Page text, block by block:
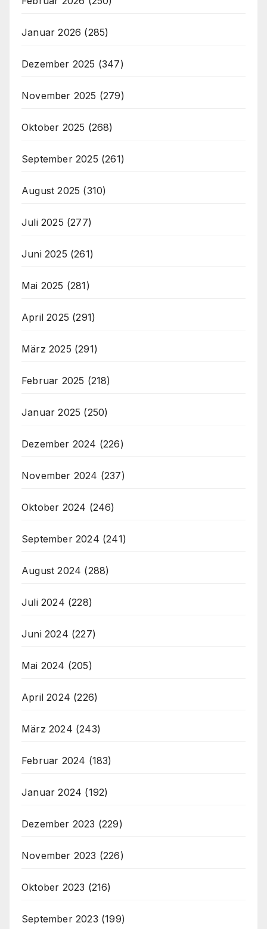
Januar 2026 (285)
Dezember 2025 (347)
November 2025 (279)
Oktober 2025 (268)
September 2025 (261)
August 2025 (310)
Juli 2025 (277)
Juni 2025 (261)
Mai 2025 (281)
April 2025 (291)
März 2025 (291)
Februar 2025 (218)
Januar 2025 (250)
Dezember 2024 (226)
November 2024 (237)
Oktober 2024 (246)
September 2024 (241)
August 2024 (288)
Juli 2024 (228)
Juni 2024 (227)
Mai 2024 (205)
April 2024 (226)
März 2024 (243)
Februar 2024 (183)
Januar 2024 (192)
Dezember 2023 (229)
November 2023 (226)
Oktober 2023 (216)
September 2023 (199)